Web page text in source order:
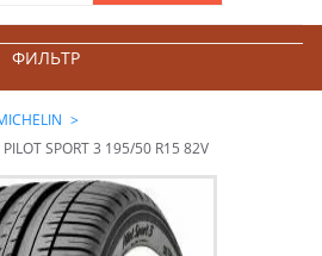
ФИЛЬТР
SPORT 3 195/50 R15 82V